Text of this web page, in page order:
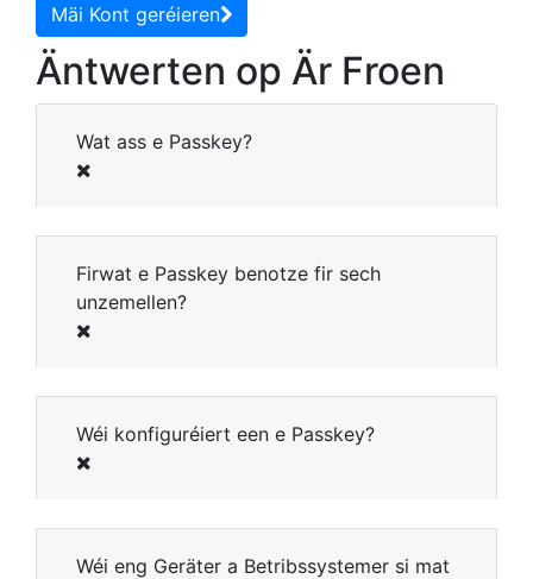
Mäi Kont geréieren
Äntwerten op Är Froen
Wat ass e Passkey?
Firwat e Passkey benotze fir sech
unzemellen?
Wéi konfiguréiert een e Passkey?
Wéi eng Geräter a Betribssystemer si mat